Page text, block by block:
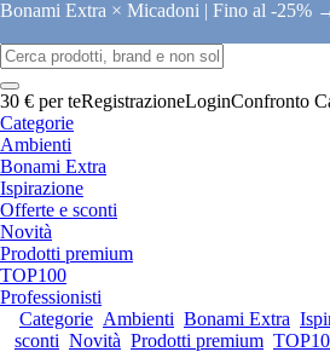
Bonami Extra × Micadoni | Fino al -25%
30 € per teRegistrazioneLoginConfronto
Categorie
Ambienti
Bonami Extra
Ispirazione
Offerte e sconti
Novità
Prodotti premium
TOP100
Professionisti
Categorie Ambienti Bonami Extra
sconti Novità Prodotti premium